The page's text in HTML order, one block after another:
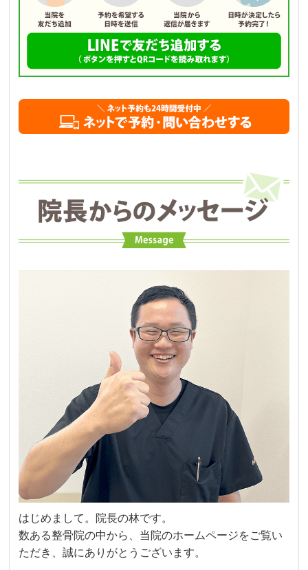
はじめまして。院長の林です。
数ある整骨院の中から、当院のホームページをご覧い
ただき、誠にありがとうございます。